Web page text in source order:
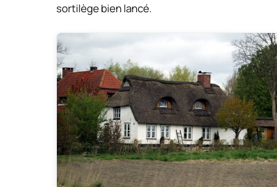
sortilège bien lancé.